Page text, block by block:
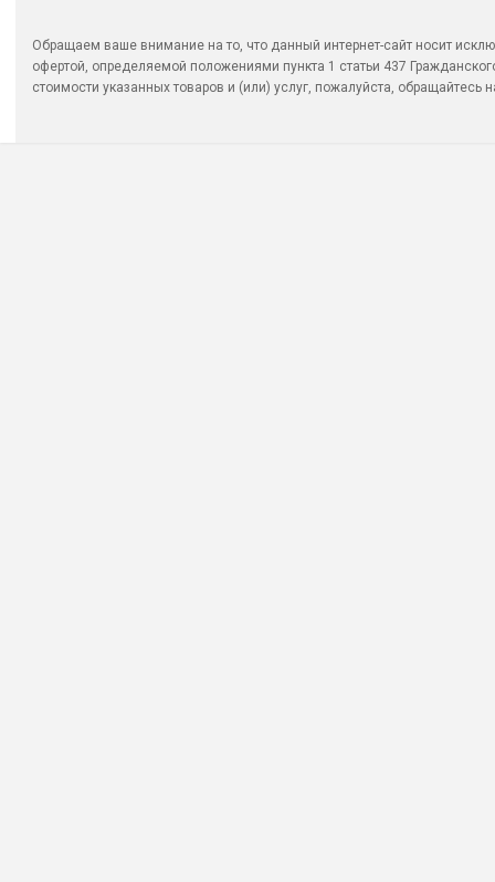
Обращаем ваше внимание на то, что данный интернет-сайт носит
офертой, определяемой положениями пункта 1 статьи 437
стоимости указанных товаров и (или) услуг, пожалуйста, обращайтесь